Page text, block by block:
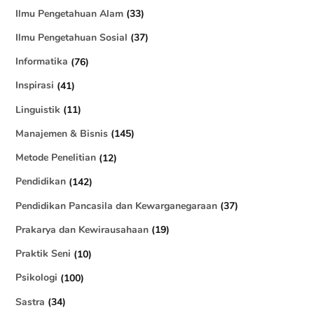
Ilmu Pengetahuan Alam (33)
Ilmu Pengetahuan Sosial (37)
Informatika (76)
Inspirasi (41)
Linguistik (11)
Manajemen & Bisnis (145)
Metode Penelitian (12)
Pendidikan (142)
Pendidikan Pancasila dan Kewarganegaraan (37)
Prakarya dan Kewirausahaan (19)
Praktik Seni (10)
Psikologi (100)
Sastra (34)